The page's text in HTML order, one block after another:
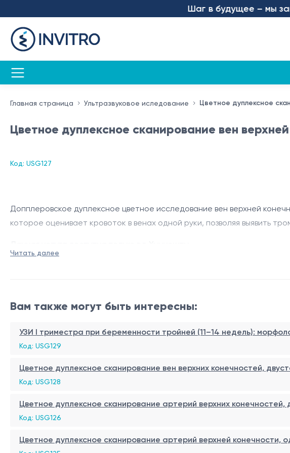
Шаг в будущее – мы
Главная страница Ультразвуковое иследование Цветное дуплексное
Цветное дуплексное сканирование вен
Код: USG127
Допплеровское дуплексное цветное исследование вен верхней
которое оценивает кровоток в венах одной руки, позволяя выявить
Читать далее
Вам также могут быть интересны:
УЗИ I триместра при беременности тройней (11–14 недель):
Код: USG129
Цветное дуплексное сканирование вен верхних конечностей,
Код: USG128
Цветное дуплексное сканирование артерий верхних
Код: USG126
Цветное дуплексное сканирование артерий верхней конечности,